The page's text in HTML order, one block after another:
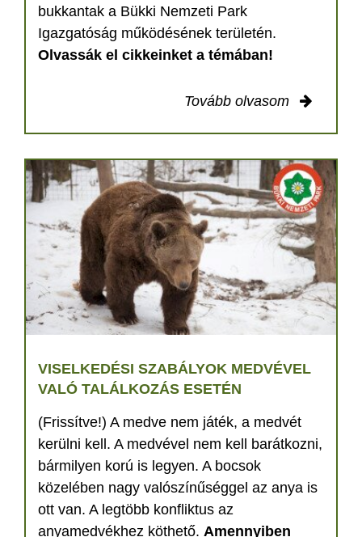
bukkantak a Bükki Nemzeti Park
Igazgatóság működésének területén.
Olvassák el cikkeinket a témában!
Tovább olvasom
VISELKEDÉSI SZABÁLYOK MEDVÉVEL
VALÓ TALÁLKOZÁS ESETÉN
(Frissítve!) A medve nem játék, a medvét
kerülni kell. A medvével nem kell barátkozni,
bármilyen korú is legyen. A bocsok
közelében nagy valószínűséggel az anya is
ott van. A legtöbb konfliktus az
anyamedvékhez köthető. Amennyiben